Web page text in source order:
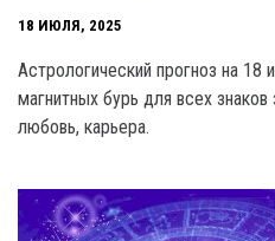
18 ИЮЛЯ, 2025
Астрологический прогноз на 18
магнитных бурь для всех
любовь, карьера.